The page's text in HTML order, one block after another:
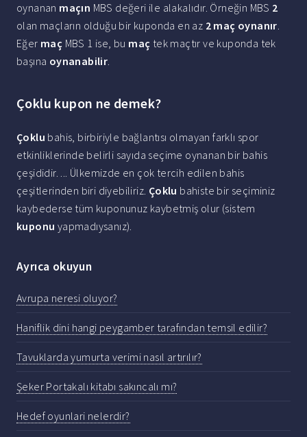
oynanan maçın MBS değeri ile alakalıdır. Örneğin MBS 2
olan maçların olduğu bir kuponda en az 2 maç oynanır.
Eğer maç MBS 1 ise, bu maç tek maçtır ve kuponda tek
başına oynanabilir.
Çoklu kupon ne demek?
Çoklu bahis, birbiriyle bağlantısı olmayan farklı spor
etkinliklerinde belirli sayıda seçime oynanan bir bahis
çeşididir. ... Ülkemizde en çok tercih edilen bahis
çeşitlerinden biri diyebiliriz. Çoklu bahiste bir seçiminiz
kaybederse tüm kuponunuz kaybetmiş olur (sistem
kuponu yapmadıysanız).
Ayrıca okuyun
Avrupa neresi oluyor?
Haniflik dini hangi peygamber tarafından temsil edilir?
Tavuklarda yumurta verimi nasıl artırılır?
Şeker Portakalı kitabı sakıncalı mı?
Hedef oyunlari nelerdir?